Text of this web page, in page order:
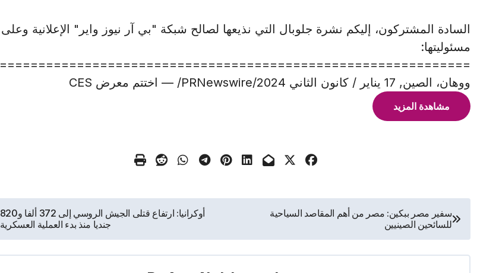
السادة المشتركون، إليكم نشرة جلوبال التي نذيعها لصالح شبكة "بي آر نيوز واير" الإعلانية وعلى
مسئوليتها:
ووهان، الصين, 17 يناير / كانون الثاني 2024/PRNewswire/ — اختتم معرض CES
مشاهدة المزيد
تصفّح
المقالات
سفير مصر ببكين: مصر من أهم المقاصد السياحية
للسائحين الصينيين
أوكرانيا: ارتفاع قتلى الجيش الروسي إلى 372 ألفا و820
جنديا منذ بدء العملية العسكرية